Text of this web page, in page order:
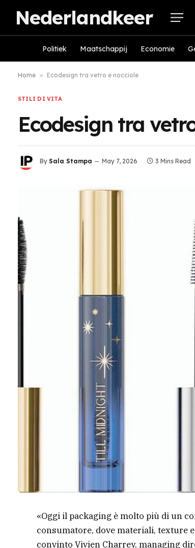
Nederlandkeer
Politiek Maatschappij Economie
Home » Ecodesign tra vetro e nocciole
STILI DI VITA
Ecodesign tra
By Sala Stampa May 7, 2026 3 Mins Read
«Oggi il packaging è molto più di un
consumatore, dove materiali, texture
convinto Vivien Charrey, managing